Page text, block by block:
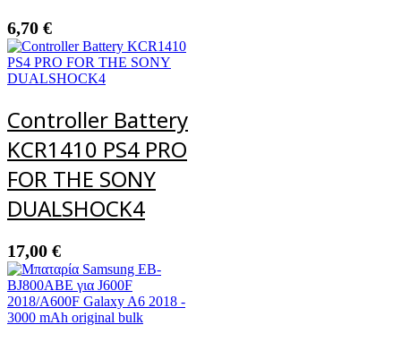
6,70 €
Controller Battery
KCR1410 PS4 PRO
FOR THE SONY
DUALSHOCK4
17,00 €